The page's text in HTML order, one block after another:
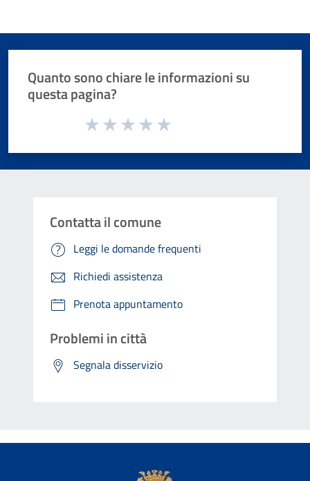
Quanto sono chiare le informazioni su
questa pagina?
Valuta da 1 a 5 stelle la pagina
Contatta il comune
Leggi le domande frequenti
Richiedi assistenza
Prenota appuntamento
Problemi in città
Segnala disservizio